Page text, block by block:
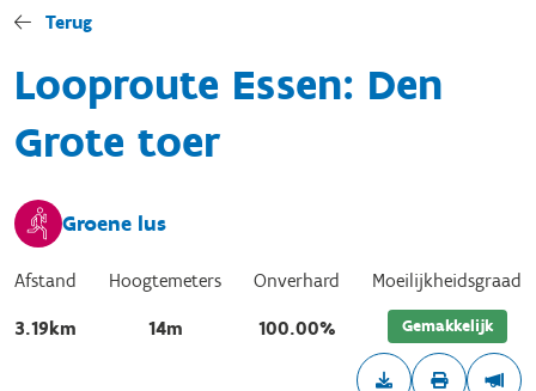
Terug
Looproute Essen: Den
Grote toer
Groene lus
Afstand
3.19km
Hoogtemeters
14m
Onverhard
100.00%
Moeilijkheidsgraad
Gemakkelijk